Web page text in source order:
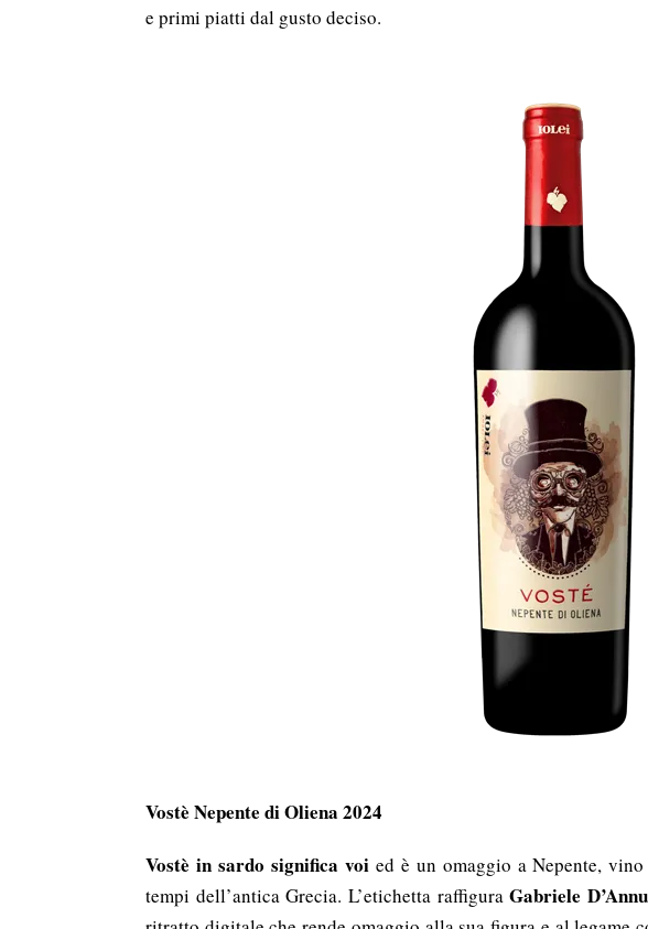
e primi piatti dal gusto deciso.
Vostè Nepente di Oliena 2024
Vostè in sardo significa voied è un omaggio a Nepente,
tempi dell’antica Grecia. L’etichetta raffiguraGabriele